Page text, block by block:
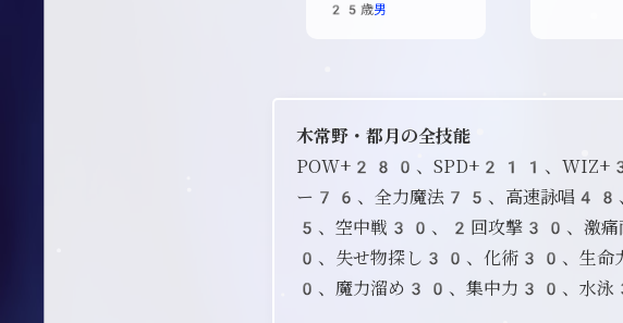
25歳男
木常野・都月の全技能
POW+280、SPD+211、
ー76、全力魔法75、高速詠唱48
5、空中戦30、2回攻撃30、激
0、失せ物探し30、化術30、生
0、魔力溜め30、集中力30、水